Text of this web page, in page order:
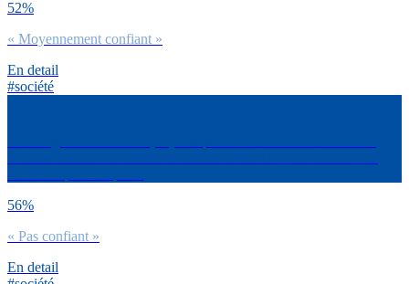
52%
« Moyennement confiant »
En detail
#société
56%
« Pas confiant »
En detail